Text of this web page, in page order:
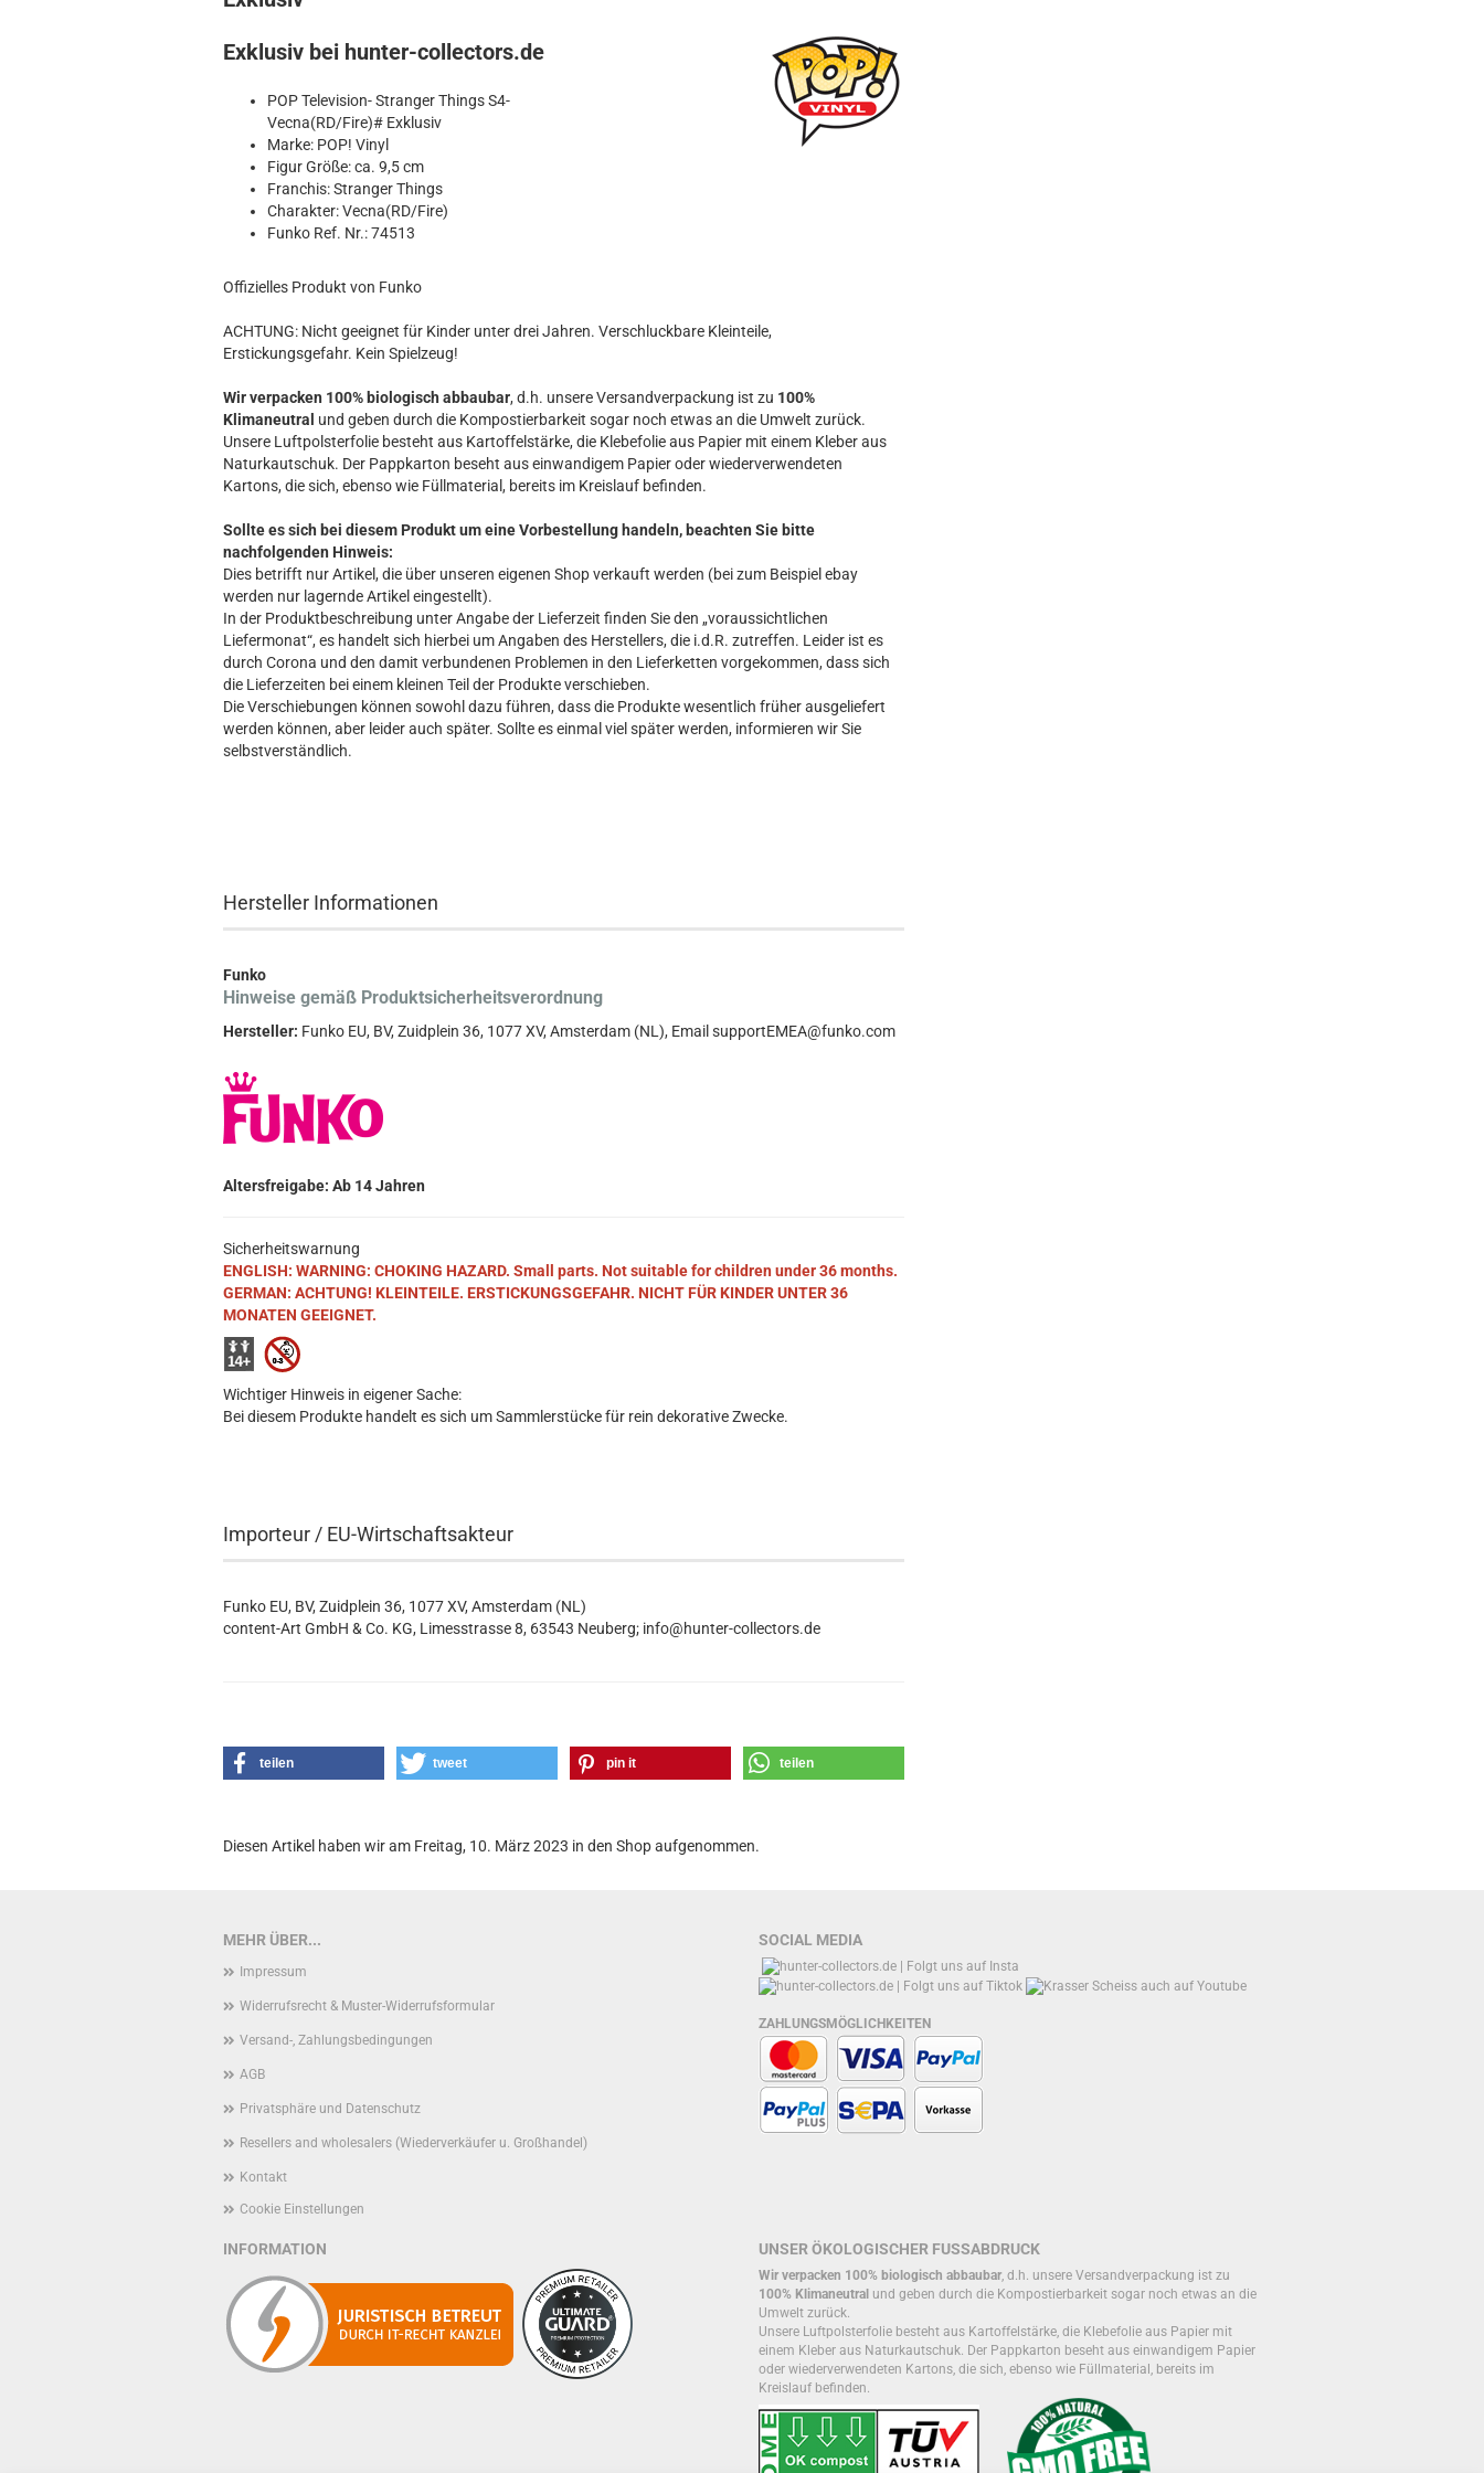
MARVEL
Sports
STAR WARS
Television
Exklusiv bei hunter-collectors.de
POP Television- Stranger Things S4-
Vecna(RD/Fire)# Exklusiv
Marke: POP! Vinyl
Figur Größe: ca. 9,5 cm
Franchis: Stranger Things
Charakter: Vecna(RD/Fire)
Funko Ref. Nr.: 74513
Offizielles Produkt von Funko
ACHTUNG: Nicht geeignet für Kinder unter drei Jahren. Verschluckbare Kleinteile,
Erstickungsgefahr. Kein Spielzeug!
Wir verpacken 100% biologisch abbaubar, d.h. unsere Versandverpackung ist zu 100%
Klimaneutral und geben durch die Kompostierbarkeit sogar noch etwas an die Umwelt zurück.
Unsere Luftpolsterfolie besteht aus Kartoffelstärke, die Klebefolie aus Papier mit einem Kleber aus
Naturkautschuk. Der Pappkarton beseht aus einwandigem Papier oder wiederverwendeten
Kartons, die sich, ebenso wie Füllmaterial, bereits im Kreislauf befinden.
Sollte es sich bei diesem Produkt um eine Vorbestellung handeln, beachten Sie bitte
nachfolgenden Hinweis:
Dies betrifft nur Artikel, die über unseren eigenen Shop verkauft werden (bei zum Beispiel ebay
werden nur lagernde Artikel eingestellt).
In der Produktbeschreibung unter Angabe der Lieferzeit finden Sie den „voraussichtlichen
Liefermonat“, es handelt sich hierbei um Angaben des Herstellers, die i.d.R. zutreffen. Leider ist es
durch Corona und den damit verbundenen Problemen in den Lieferketten vorgekommen, dass sich
die Lieferzeiten bei einem kleinen Teil der Produkte verschieben.
Die Verschiebungen können sowohl dazu führen, dass die Produkte wesentlich früher ausgeliefert
werden können, aber leider auch später. Sollte es einmal viel später werden, informieren wir Sie
selbstverständlich.
Hersteller Informationen
Funko
Hinweise gemäß Produktsicherheitsverordnung
Hersteller: Funko EU, BV, Zuidplein 36, 1077 XV, Amsterdam (NL), Email supportEMEA@funko.com
Altersfreigabe: Ab 14 Jahren
Sicherheitswarnung
ENGLISH: WARNING: CHOKING HAZARD. Small parts. Not suitable for children under 36 months.
GERMAN: ACHTUNG! KLEINTEILE. ERSTICKUNGSGEFAHR. NICHT FÜR KINDER UNTER 36
MONATEN GEEIGNET.
Wichtiger Hinweis in eigener Sache:
Bei diesem Produkte handelt es sich um Sammlerstücke für rein dekorative Zwecke.
Importeur / EU-Wirtschaftsakteur
Funko EU, BV, Zuidplein 36, 1077 XV, Amsterdam (NL)
content-Art GmbH & Co. KG, Limesstrasse 8, 63543 Neuberg; info@hunter-collectors.de
teilen tweet pin it teilen
Diesen Artikel haben wir am Freitag, 10. März 2023 in den Shop aufgenommen.
MEHR ÜBER...
Impressum
Widerrufsrecht & Muster-Widerrufsformular
Versand-, Zahlungsbedingungen
AGB
Privatsphäre und Datenschutz
Resellers and wholesalers (Wiederverkäufer u. Großhandel)
Kontakt
Cookie Einstellungen
SOCIAL MEDIA
ZAHLUNGSMÖGLICHKEITEN
INFORMATION UNSER ÖKOLOGISCHER FUSSABDRUCK
Wir verpacken 100% biologisch abbaubar, d.h. unsere Versandverpackung ist zu
100% Klimaneutral und geben durch die Kompostierbarkeit sogar noch etwas an die
Umwelt zurück.
Unsere Luftpolsterfolie besteht aus Kartoffelstärke, die Klebefolie aus Papier mit
einem Kleber aus Naturkautschuk. Der Pappkarton beseht aus einwandigem Papier
oder wiederverwendeten Kartons, die sich, ebenso wie Füllmaterial, bereits im
Kreislauf befinden.